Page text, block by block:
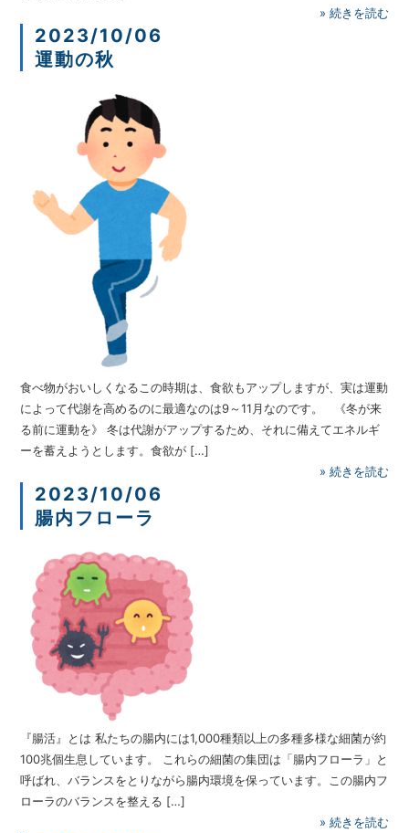
» 続きを読む
2023/10/06
運動の秋
食べ物がおいしくなるこの時期は、食欲もアップしますが、実は運動
によって代謝を高めるのに最適なのは9～11月なのです。 《冬が来
る前に運動を》 冬は代謝がアップするため、それに備えてエネルギ
ーを蓄えようとします。食欲が […]
» 続きを読む
2023/10/06
腸内フローラ
『腸活』とは 私たちの腸内には1,000種類以上の多種多様な細菌が約
100兆個生息しています。 これらの細菌の集団は「腸内フローラ」と
呼ばれ、バランスをとりながら腸内環境を保っています。この腸内フ
ローラのバランスを整える […]
» 続きを読む